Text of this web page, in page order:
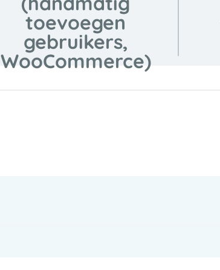
toevoegen
gebruikers,
WooCommerce)